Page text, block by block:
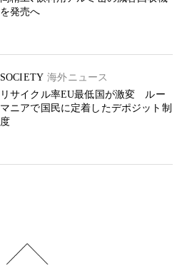
を発売へ
SOCIETY 海外ニュース
リサイクル率EU最低国が激変 ルー
マニアで国民に定着したデポジット制
度